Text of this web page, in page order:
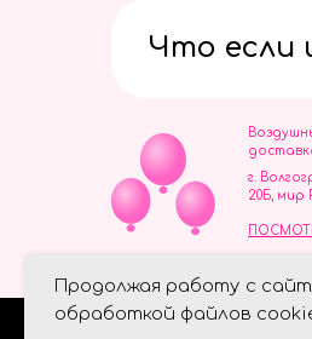
Продолжая работу с
обработкой файлов
Что если
г.
20Б, мир
ИНН 344110093739